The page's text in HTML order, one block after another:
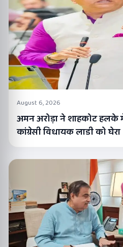
August 6, 2026
अमन अरोड़ा ने शाहकोट हलके
कांग्रेसी विधायक लाडी को घेरा